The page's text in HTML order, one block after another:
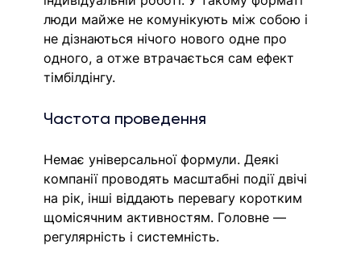
люди майже не комунікують між собою і
не дізнаються нічого нового одне про
одного, а отже втрачається сам ефект
тімбілдінгу.
Частота проведення
Немає універсальної формули. Деякі
компанії проводять масштабні події двічі
на рік, інші віддають перевагу коротким
щомісячним активностям. Головне —
регулярність і системність.